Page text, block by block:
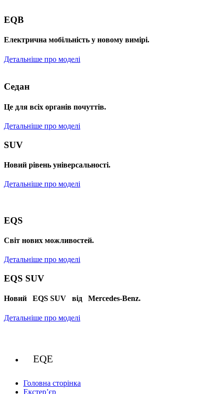
EQB
Електрична мобільність у новому вимірі.
Детальніше про моделі
Седан
Це для всіх органів почуттів.
Детальніше про моделі
SUV
Новий рівень універсальності.
Детальніше про моделі
EQS
Cвіт нових можливостей.
Детальніше про моделі
EQS SUV
Новий EQS SUV від Mercedes-Benz.
Детальніше про моделі
EQE
Головна сторінка
Екстер’єр